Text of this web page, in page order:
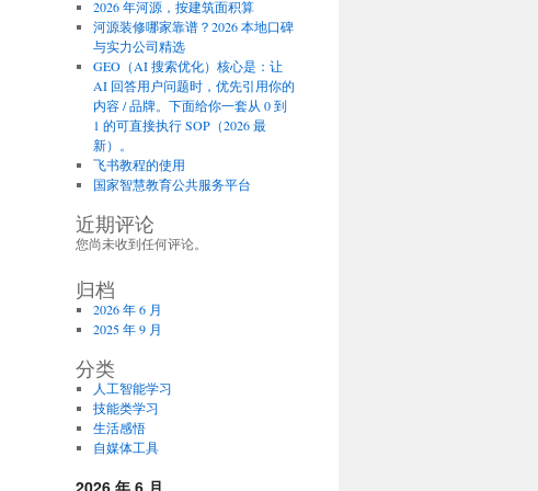
2026 年河源，按建筑面积算
河源装修哪家靠谱？2026 本地口碑
与实力公司精选
GEO（AI 搜索优化）核心是：让
AI 回答用户问题时，优先引用你的
内容 / 品牌。下面给你一套从 0 到
1 的可直接执行 SOP（2026 最
新）。
飞书教程的使用
国家智慧教育公共服务平台
近期评论
您尚未收到任何评论。
归档
2026 年 6 月
2025 年 9 月
分类
人工智能学习
技能类学习
生活感悟
自媒体工具
2026 年 6 月